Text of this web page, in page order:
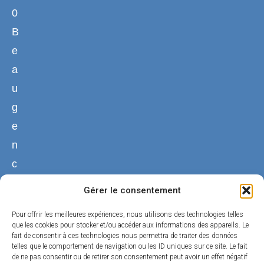
Gérer le consentement
Pour offrir les meilleures expériences, nous utilisons des technologies telles
que les cookies pour stocker et/ou accéder aux informations des appareils. Le
fait de consentir à ces technologies nous permettra de traiter des données
telles que le comportement de navigation ou les ID uniques sur ce site. Le fait
de ne pas consentir ou de retirer son consentement peut avoir un effet négatif
0
B
e
a
u
g
e
n
c
02
38
44
50